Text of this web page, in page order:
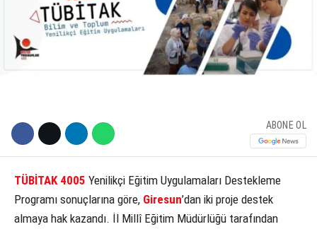
Facebook
YoutubeABONE OL
TÜBİTAK 4005 Yenilikçi Eğitim Uygulamaları Destekleme
Programı sonuçlarına göre, Giresun’dan iki proje destek
almaya hak kazandı. İl Millî Eğitim Müdürlüğü tarafından